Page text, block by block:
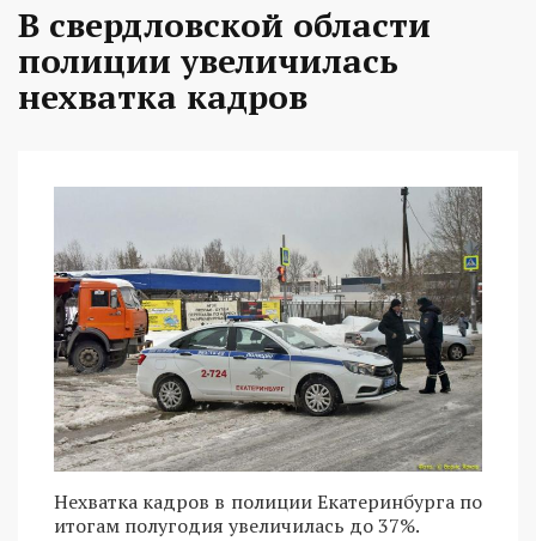
В свердловской области
полиции увеличилась
нехватка кадров
Нехватка кадров в полиции Екатеринбурга по
итогам полугодия увеличилась до 37%.